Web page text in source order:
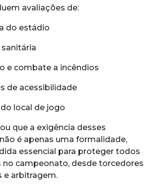
avaliações de:
do estádio
e combate a incêndios
de acessibilidade
local de jogo
que a exigência desses
é apenas uma formalidade,
essencial para proteger todos
no campeonato, desde torcedores
e arbitragem.